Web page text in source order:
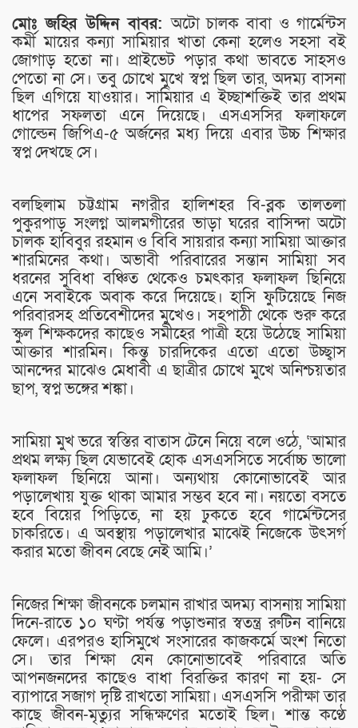
মোঃ জহির উদ্দিন বাবর:অটো চালক বাবা ও গার্মেন্টস
কর্মী মায়ের কন্যা সামিয়ার খাতা কেনা হলেও সহসা বই
জোগাড় হতো না। প্রাইভেট পড়ার কথা ভাবতে সাহসও
পেতো না সে। তবু চোখে মুখে স্বপ্ন ছিল তার, অদম্য বাসনা
ছিল এগিয়ে যাওয়ার। সামিয়ার এ ইচ্ছাশক্তিই তার প্রথম
ধাপের সফলতা এনে দিয়েছে। এসএসসির ফলাফলে
গোল্ডেন জিপিএ-৫ অর্জনের মধ্য দিয়ে এবার উচ্চ শিক্ষার
স্বপ্ন দেখছে সে।
বলছিলাম চট্টগ্রাম নগরীর হালিশহর বি-ব্লক তালতলা
পুকুরপাড় সংলগ্ন আলমগীরের ভাড়া ঘরের বাসিন্দা অটো
চালক হাবিবুর রহমান ও বিবি সায়রার কন্যা সামিয়া আক্তার
শারমিনের কথা। অভাবী পরিবারের সন্তান সামিয়া সব
ধরনের সুবিধা বঞ্চিত থেকেও চমৎকার ফলাফল ছিনিয়ে
এনে সবাইকে অবাক করে দিয়েছে। হাসি ফুটিয়েছে নিজ
পরিবারসহ প্রতিবেশীদের মুখেও। সহপাঠী থেকে শুরু করে
স্কুল শিক্ষকদের কাছেও সমীহের পাত্রী হয়ে উঠেছে সামিয়া
আক্তার শারমিন। কিন্তু চারদিকের এতো এতো উচ্ছ্বাস
আনন্দের মাঝেও মেধাবী এ ছাত্রীর চোখে মুখে অনিশ্চয়তার
ছাপ, স্বপ্ন ভঙ্গের শঙ্কা।
সামিয়া মুখ ভরে স্বস্তির বাতাস টেনে নিয়ে বলে ওঠে, ‘আমার
প্রথম লক্ষ্য ছিল যেভাবেই হোক এসএসসিতে সর্বোচ্চ ভালো
ফলাফল ছিনিয়ে আনা। অন্যথায় কোনোভাবেই আর
পড়ালেখায় যুক্ত থাকা আমার সম্ভব হবে না। নয়তো বসতে
হবে বিয়ের পিড়িতে, না হয় ঢুকতে হবে গার্মেন্টসের
চাকরিতে। এ অবস্থায় পড়ালেখার মাঝেই নিজেকে উৎসর্গ
করার মতো জীবন বেছে নেই আমি।’
নিজের শিক্ষা জীবনকে চলমান রাখার অদম্য বাসনায় সামিয়া
দিনে-রাতে ১০ ঘণ্টা পর্যন্ত পড়াশুনার স্বতন্ত্র রুটিন বানিয়ে
ফেলে। এরপরও হাসিমুখে সংসারের কাজকর্মে অংশ নিতো
সে। তার শিক্ষা যেন কোনোভাবেই পরিবারে অতি
আপনজনদের কাছেও বাধা বিরক্তির কারণ না হয়- সে
ব্যাপারে সজাগ দৃষ্টি রাখতো সামিয়া। এসএসসি পরীক্ষা তার
কাছে জীবন-মৃত্যুর সন্ধিক্ষণের মতোই ছিল। শান্ত কণ্ঠে